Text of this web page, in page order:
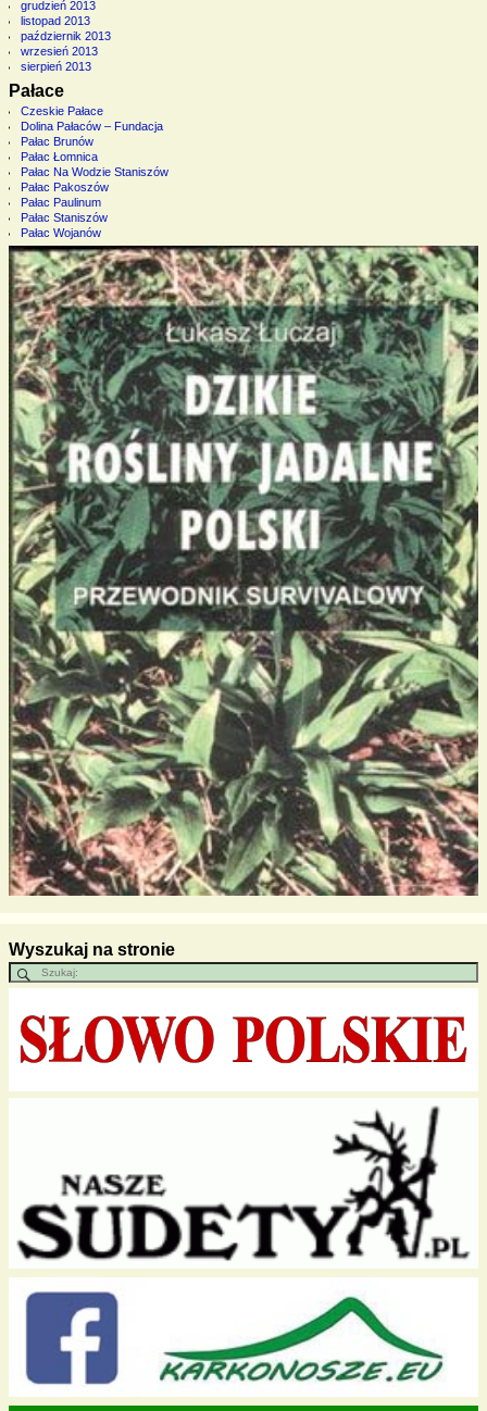
grudzień 2013
listopad 2013
październik 2013
wrzesień 2013
sierpień 2013
Pałace
Czeskie Pałace
Dolina Pałaców – Fundacja
Pałac Brunów
Pałac Łomnica
Pałac Na Wodzie Staniszów
Pałac Pakoszów
Pałac Paulinum
Pałac Staniszów
Pałac Wojanów
Wyszukaj na stronie